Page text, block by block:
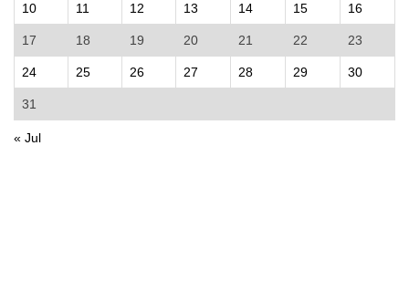
10 11 12 13 14 15 16
17 18 19 20 21 22 23
24 25 26 27 28 29 30
31
« Jul